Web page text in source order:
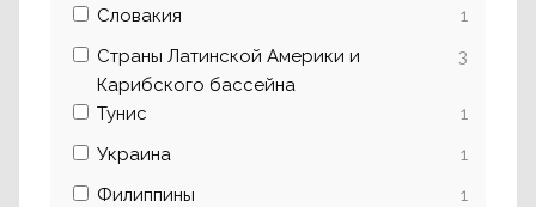
Словакия
1
Страны Латинской Америки и
Карибского бассейна
3
Тунис
1
Украина
1
Филиппины
1